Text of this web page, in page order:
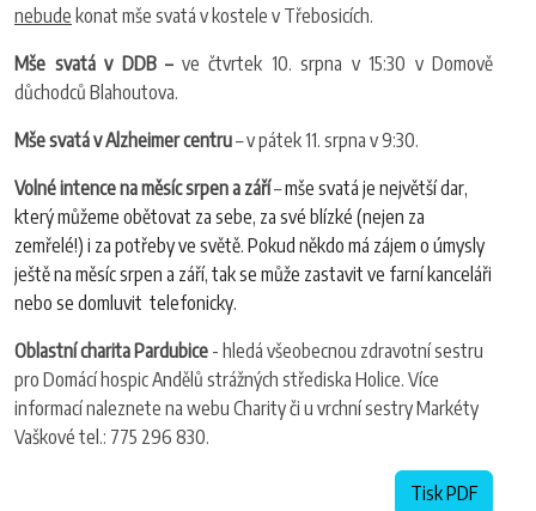
nebude konat mše svatá v kostele v Třebosicích.
Mše svatá v DDB – ve čtvrtek 10. srpna v 15:30 v Domově
důchodců Blahoutova.
Mše svatá v Alzheimer centru–v pátek 11. srpna v 9:30.
Volné intence na měsíc srpen a září–mše svatá je největší dar,
který můžeme obětovat za sebe, za své blízké (nejen za
zemřelé!) i za potřeby ve světě. Pokud někdo má zájem o úmysly
ještě na měsíc srpen a září, tak se může zastavit ve farní kanceláři
nebo se domluvit telefonicky.
Oblastní charita Pardubice - hledá všeobecnou zdravotní sestru
pro Domácí hospic Andělů strážných střediska Holice. Více
informací naleznete na webu Charity či u vrchní sestry Markéty
Vaškové tel.: 775 296 830.
Tisk PDF